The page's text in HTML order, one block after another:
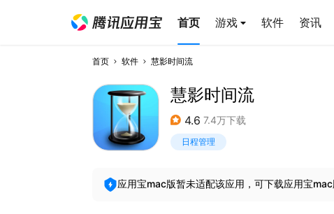
首页 游戏 软件 资讯
首页 软件 慧影时间流
慧影时间流
4.6 7.4万下载
日程管理
应用宝mac版暂未适配该应用，可下载应用宝